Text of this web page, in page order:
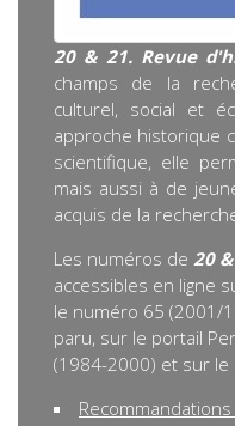
20 & 21. Revue
champs de la
culturel, social et
approche historique
scientifique, elle
mais aussi à de
acquis de la
Les numéros de 20
accessibles en ligne
le numéro 65 (2001/
paru, sur le portail
(1984-2000) et sur le